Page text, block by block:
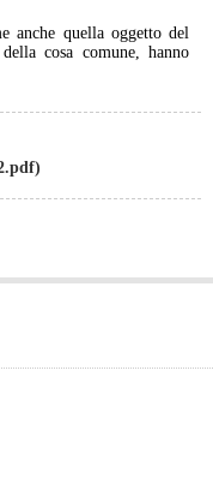
anche quella oggetto del
cosa comune, hanno